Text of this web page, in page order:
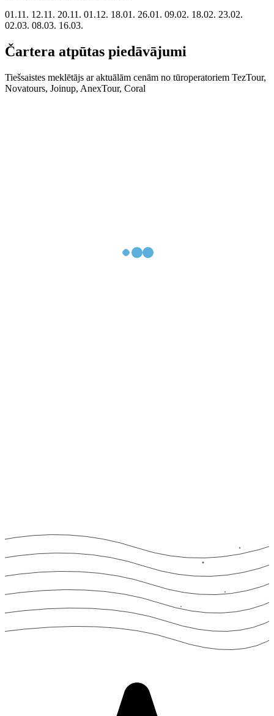
01.11. 12.11. 20.11. 01.12. 18.01. 26.01. 09.02. 18.02. 23.02.
02.03. 08.03. 16.03.
Čartera atpūtas piedāvājumi
Tiešsaistes meklētājs ar aktuālām cenām no tūroperatoriem TezTour,
Novatours, Joinup, AnexTour, Coral